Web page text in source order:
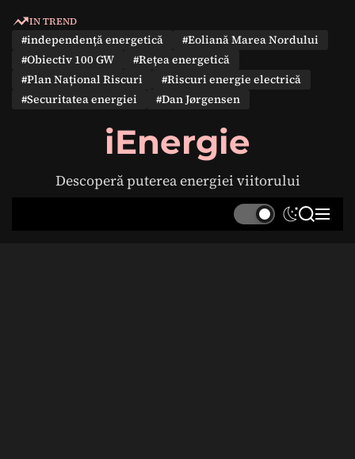
IN TREND
#independență energetică
#Eoliană Marea Nordului
#Obiectiv 100 GW
#Rețea energetică
#Plan Național Riscuri
#Riscuri energie electrică
#Securitatea energiei
#Dan Jørgensen
iEnergie
Descoperă puterea energiei viitorului
S
S M